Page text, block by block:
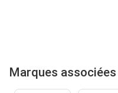
Marques associées